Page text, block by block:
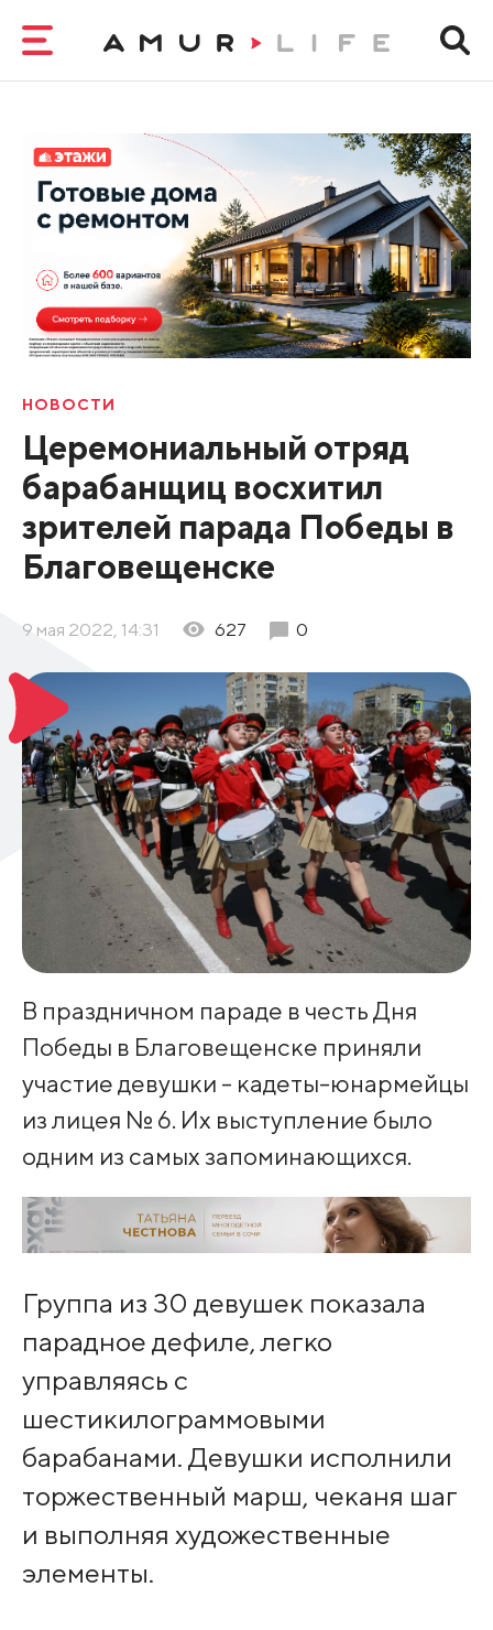
НОВОСТИ
Церемониальный отряд
барабанщиц восхитил
зрителей парада Победы в
Благовещенске
9 мая 2022, 14:31 627 0
В праздничном параде в честь Дня
Победы в Благовещенске приняли
участие девушки - кадеты-юнармейцы
из лицея № 6. Их выступление было
одним из самых запоминающихся.
Группа из 30 девушек показала
парадное дефиле, легко
управляясь с
шестикилограммовыми
барабанами. Девушки исполнили
торжественный марш, чеканя шаг
и выполняя художественные
элементы.